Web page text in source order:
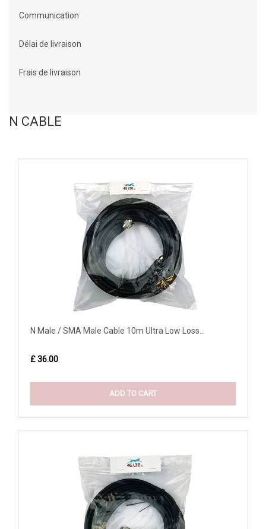
Communication
Délai de livraison
Frais de livraison
N CABLE
N Male / SMA Male Cable 10m Ultra Low Loss...
£ 36.00
ADD TO CART